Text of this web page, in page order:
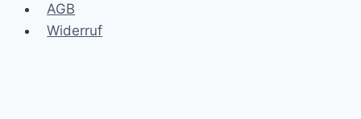
AGB
Widerruf